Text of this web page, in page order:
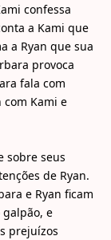
confessa
a Kami que
a Ryan que sua
provoca
fala com
com Kami e
sobre seus
de Ryan.
e Ryan ficam
e
prejuízos